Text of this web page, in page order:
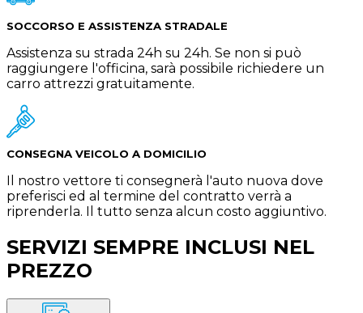
SOCCORSO E ASSISTENZA STRADALE
Assistenza su strada 24h su 24h. Se non si può
raggiungere l'officina, sarà possibile richiedere un
carro attrezzi gratuitamente.
CONSEGNA VEICOLO A DOMICILIO
Il nostro vettore ti consegnerà l'auto nuova dove
preferisci ed al termine del contratto verrà a
riprenderla. Il tutto senza alcun costo aggiuntivo.
SERVIZI SEMPRE INCLUSI NEL
PREZZO